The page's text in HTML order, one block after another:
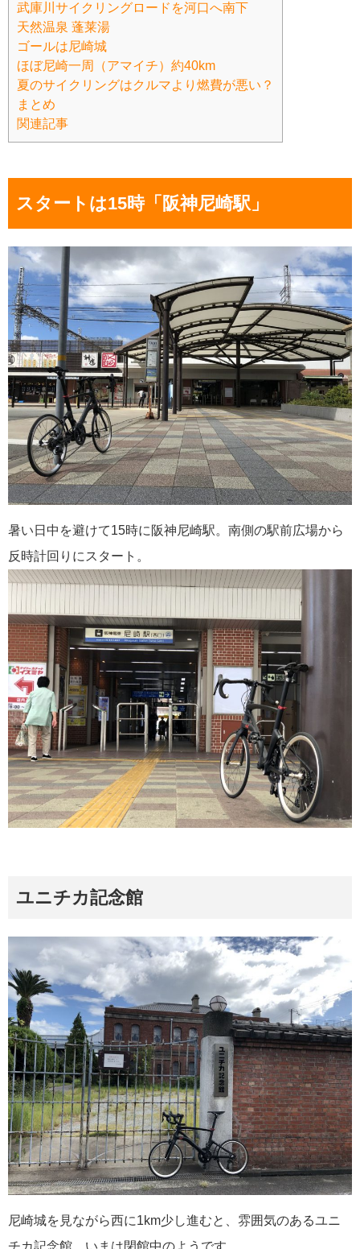
武庫川サイクリングロードを河口へ南下
天然温泉 蓬莱湯
ゴールは尼崎城
ほぼ尼崎一周（アマイチ）約40km
夏のサイクリングはクルマより燃費が悪い？
まとめ
関連記事
スタートは15時「阪神尼崎駅」
暑い日中を避けて15時に阪神尼崎駅。南側の駅前広場から
反時計回りにスタート。
ユニチカ記念館
尼崎城を見ながら西に1km少し進むと、雰囲気のあるユニ
チカ記念館。いまは閉館中のようです。